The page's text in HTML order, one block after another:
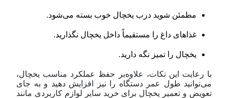
مطمئن شوید درب یخچال خوب بسته می‌شود.
غذاهای داغ را مستقیماً داخل یخچال نگذارید.
یخچال را تمیز نگه دارید.
با رعایت این نکات، علاوه‌بر حفظ عملکرد مناسب یخچال،
می‌توانید طول عمر دستگاه را نیز افزایش دهید و به جای
تعویض و تعمیر یخچال برای خرید سایر لوازم کاربردی مانند